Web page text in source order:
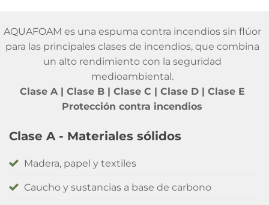
AQUAFOAM es una espuma contra incendios sin flúor
para las principales clases de incendios, que combina
un alto rendimiento con la seguridad
medioambiental.
Clase A | Clase B | Clase C | Clase D | Clase E
Protección contra incendios
Clase A - Materiales sólidos
Madera, papel y textiles
Caucho y sustancias a base de carbono